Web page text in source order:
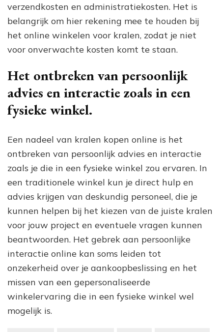
verzendkosten en administratiekosten. Het is
belangrijk om hier rekening mee te houden bij
het online winkelen voor kralen, zodat je niet
voor onverwachte kosten komt te staan.
Het ontbreken van persoonlijk
advies en interactie zoals in een
fysieke winkel.
Een nadeel van kralen kopen online is het
ontbreken van persoonlijk advies en interactie
zoals je die in een fysieke winkel zou ervaren. In
een traditionele winkel kun je direct hulp en
advies krijgen van deskundig personeel, die je
kunnen helpen bij het kiezen van de juiste kralen
voor jouw project en eventuele vragen kunnen
beantwoorden. Het gebrek aan persoonlijke
interactie online kan soms leiden tot
onzekerheid over je aankoopbeslissing en het
missen van een gepersonaliseerde
winkelervaring die in een fysieke winkel wel
mogelijk is.